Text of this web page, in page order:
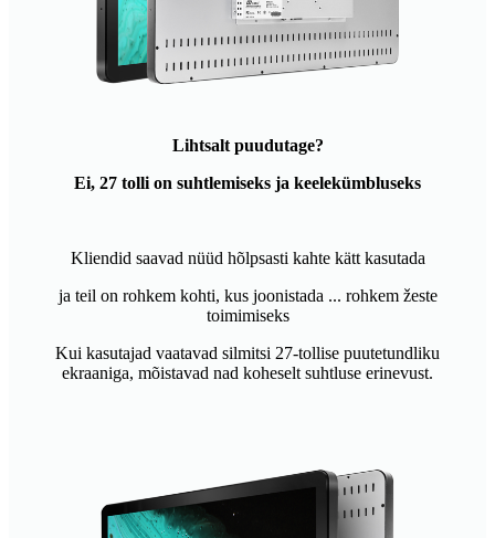
Lihtsalt puudutage?
Ei, 27 tolli on suhtlemiseks ja keelekümbluseks
Kliendid saavad nüüd hõlpsasti kahte kätt kasutada
ja teil on rohkem kohti, kus joonistada ... rohkem žeste
toimimiseks
Kui kasutajad vaatavad silmitsi 27-tollise puutetundliku
ekraaniga, mõistavad nad koheselt suhtluse erinevust.